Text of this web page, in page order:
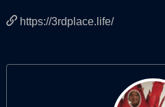
https://3rdplace.life/